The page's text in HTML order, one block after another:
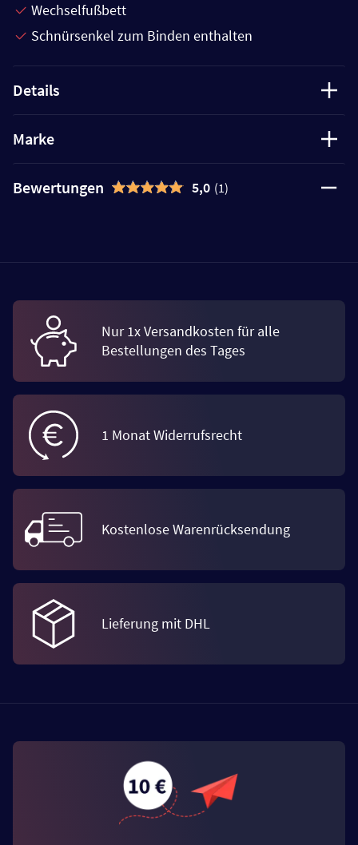
Wechselfußbett
Schnürsenkel zum Binden enthalten
Details
Marke
Bewertungen 5,0 (1)
Nur 1x Versandkosten für alle
Bestellungen des Tages
1 Monat Widerrufsrecht
Kostenlose Warenrücksendung
Lieferung mit DHL